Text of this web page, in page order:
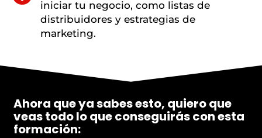
iniciar tu negocio, como listas de
distribuidores y estrategias de
marketing.
Ahora que ya sabes esto, quiero que
veas todo lo que conseguirás con esta
formación: